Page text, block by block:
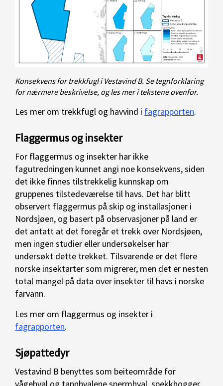
Konsekvens for trekkfugl i Vestavind B. Se tegnforklaring
for nærmere beskrivelse, og les mer i tekstene ovenfor.
Les mer om trekkfugl og havvind i fagrapporten.
Flaggermus og insekter
For flaggermus og insekter har ikke
fagutredningen kunnet angi noe konsekvens, siden
det ikke finnes tilstrekkelig kunnskap om
gruppenes tilstedeværelse til havs. Det har blitt
observert flaggermus på skip og installasjoner i
Nordsjøen, og basert på observasjoner på land er
det antatt at det foregår et trekk over Nordsjøen,
men ingen studier eller undersøkelser har
undersøkt dette trekket. Tilsvarende er det flere
norske insektarter som migrerer, men det er nesten
total mangel på data over insekter til havs i norske
farvann.
Les mer om flaggermus og insekter i
fagrapporten.
Sjøpattedyr
Vestavind B benyttes som beiteområde for